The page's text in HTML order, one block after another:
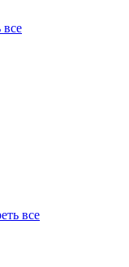
все
все